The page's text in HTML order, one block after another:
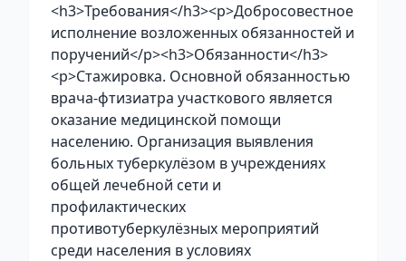
<h3>Требования</h3><p>Добросовестное
исполнение возложенных обязанностей и
поручений</p><h3>Обязанности</h3>
<p>Стажировка. Основной обязанностью
врача-фтизиатра участкового является
оказание медицинской помощи
населению. Организация выявления
больных туберкулёзом в учреждениях
общей лечебной сети и
профилактических
противотуберкулёзных мероприятий
среди населения в условиях